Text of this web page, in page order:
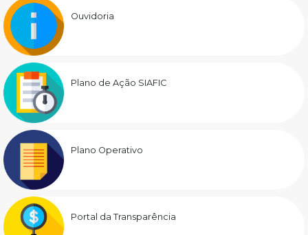
Ouvidoria
Plano de Ação SIAFIC
Plano Operativo
Portal da Transparência